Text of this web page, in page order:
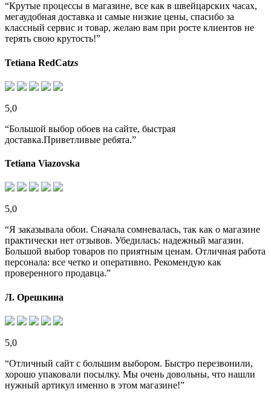
“Крутые процессы в магазине, все как в швейцарских часах,
мегаудобная доставка и самые низкие цены, спасибо за
классный сервис и товар, желаю вам при росте клиентов не
терять свою крутость!”
Tetiana RedCatzs
5,0
“Большой выбор обоев на сайте, быстрая
доставка.Приветливые ребята.”
Tetiana Viazovska
5,0
“Я заказывала обои. Сначала сомневалась, так как о магазине
практически нет отзывов. Убедилась: надежный магазин.
Большой выбор товаров по приятным ценам. Отличная работа
персонала: все четко и оперативно. Рекомендую как
проверенного продавца.”
Л. Орешкина
5,0
“Отличный сайт с большим выбором. Быстро перезвонили,
хорошо упаковали посылку. Мы очень довольны, что нашли
нужный артикул именно в этом магазине!”